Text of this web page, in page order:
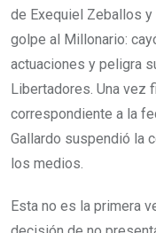
de Exequiel Zeballos
golpe al Millonario:
actuaciones y peligra
Libertadores. Una vez
correspondiente a la
Gallardo suspendió la
los medios.
Esta no es la primera